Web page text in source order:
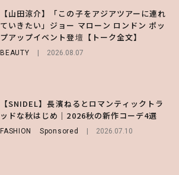
【山田涼介】「この子をアジアツアーに連れ
ていきたい」ジョー マローン ロンドン ポッ
プアップイベント登壇【トーク全文】
BEAUTY 2026.08.07
【SNIDEL】長濱ねるとロマンティックトラ
ッドな秋はじめ｜2026秋の新作コーデ4選
FASHION Sponsored 2026.07.10
【ハローキティ】がスシローと初コラボ♡
第1弾の気になるメニュー＆限定グッズを総
チェック！
LIFESTYLE 2026.07.31
【ALD1】グループの魅力＆素顔に迫る♡ 一
問一答をお届け！【sweet web独占】
ENTERTAINMENT 2026.08.03
【谷まりあ】夏は“シアースカート”でさり
げなく肌見せ！透け感のニュアンスを楽しめ
るマストハブアイテム4選
FASHION 2026.07.19
【ハローキティ】がスシローと初コラボ♡
第1弾の気になるメニュー＆限定グッズを総
チェック！
2026.07.31